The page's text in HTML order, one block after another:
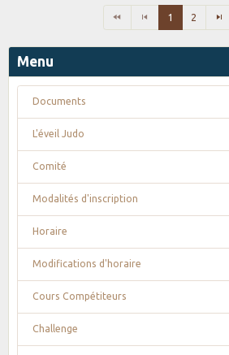
1 2
Menu
Documents
L'éveil Judo
Comité
Modalités d'inscription
Horaire
Modifications d'horaire
Cours Compétiteurs
Challenge